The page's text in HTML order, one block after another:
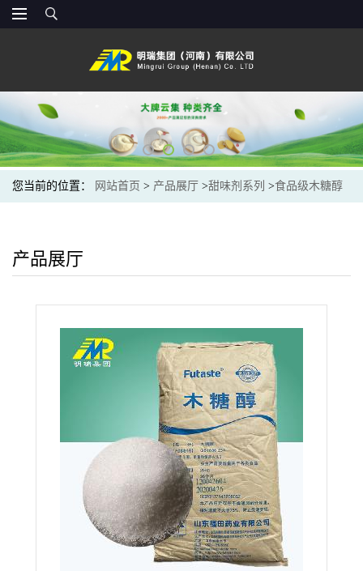
您当前的位置： 网站首页 > 产品展厅 >甜味剂系列 >食品级木糖醇
产品展厅